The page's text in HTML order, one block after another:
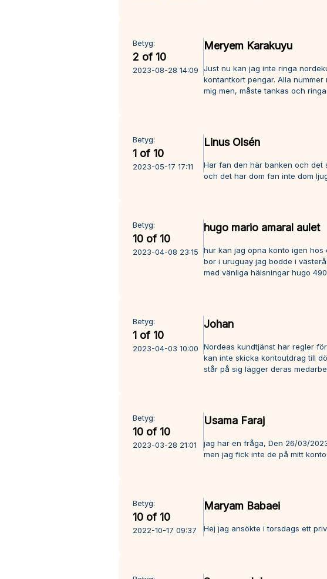
Betyg:
2 of 10
2023-08-28 14:09
Meryem Karakuyu
Just nu kan jag inte ringa
kontantkort pengar. Alla
mig men, måste tankas och
Betyg:
1 of 10
2023-05-17 17:11
Linus Olsén
Har fan den här banken och det
och det har dom fan inte dom
Betyg:
10 of 10
2023-04-08 23:15
hugo mario amaral aulet
hur kan jag öpna konto igen
bor i uruguay jag bodde i
med vänliga hälsningar hugo
Betyg:
1 of 10
2023-04-03 10:00
Johan
Nordeas kundtjänst har regler
kan inte skicka kontoutdrag till
står på sig lägger deras
Betyg:
10 of 10
2023-03-28 21:01
Usama Faraj
jag har en fråga, Den 26/03/
men jag fick inte de på mitt
Betyg:
10 of 10
2022-10-17 09:37
Maryam Babaei
Hej jag ansökte i torsdags ett